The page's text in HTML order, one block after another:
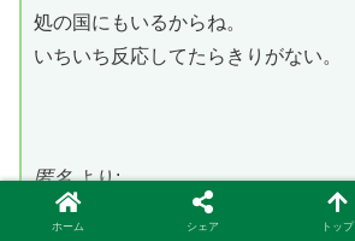
処の国にもいるからね。
いちいち反応してたらきりがない。
匿名 より:
2024年4月5日 4:28 PM
ホーム シェア トップ